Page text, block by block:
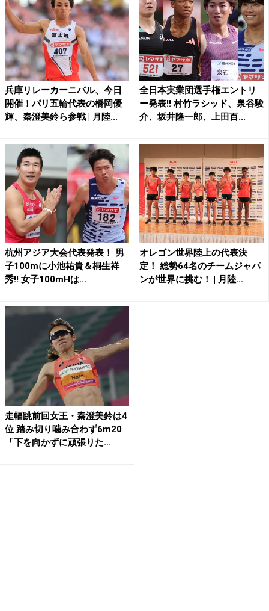
兵庫リレーカーニバル、今日
開催！パリ五輪代表の橋岡優
輝、秦澄美鈴ら参戦 | 月陸...
全日本実業団選手権エントリ
ー発表!! 村竹ラシッド、泉谷駿
介、坂井隆一郎、上田百...
杭州アジア大会代表発表！ 男
子100mに小池祐貴＆桐生祥
秀!! 女子100mHは...
オレゴン世界陸上の代表決
定！ 総勢64名のチームジャパ
ンが世界に挑む！ | 月陸...
走幅跳前回女王・秦澄美鈴は4
位 踏み切り噛み合わず6m20
「下を向かずに頑張りた...